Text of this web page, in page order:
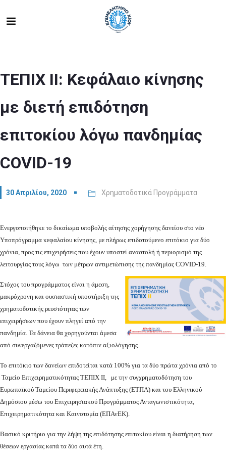
ΤΕΠΙΧ ΙΙ: Κεφάλαιο κίνησης
με διετή επιδότηση
επιτοκίου λόγω πανδημίας
COVID-19
30 Απριλίου, 2020 Χρηματοδοτικά Προγράμματα
Ενεργοποιήθηκε το δικαίωμα υποβολής αίτησης χορήγησης δανείου στο νέο
Υποπρόγραμμα κεφαλαίου κίνησης, με πλήρως επιδοτούμενο επιτόκιο για δύο
χρόνια, προς τις επιχειρήσεις που έχουν υποστεί αναστολή ή περιορισμό της
λειτουργίας τους λόγω των μέτρων αντιμετώπισης της πανδημίας COVID-19.
Στόχος του προγράμματος είναι η άμεση,
μακρόχρονη και ουσιαστική υποστήριξη της
χρηματοδοτικής ρευστότητας των
επιχειρήσεων που έχουν πληγεί από την
πανδημία. Τα δάνεια θα χορηγούνται άμεσα
από συνεργαζόμενες τράπεζες κατόπιν αξιολόγησης.
Το επιτόκιο των δανείων επιδοτείται κατά 100% για τα δύο πρώτα χρόνια από το
Ταμείο Επιχειρηματικότητας ΤΕΠΙΧ ΙΙ, με την συγχρηματοδότηση του
Ευρωπαϊκού Ταμείου Περιφερειακής Ανάπτυξης (ΕΤΠΑ) και του Ελληνικού
Δημόσιου μέσω του Επιχειρησιακού Προγράμματος Ανταγωνιστικότητα,
Επιχειρηματικότητα και Καινοτομία (ΕΠΑνΕΚ).
Βασικό κριτήριο για την λήψη της επιδότησης επιτοκίου είναι η διατήρηση των
θέσεων εργασίας κατά τα δύο αυτά έτη.